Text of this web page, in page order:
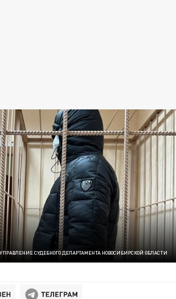
СУДЕБНОГО ДЕПАРТАМЕНТА НОВОСИБИРСКОЙ ОБЛАСТИ